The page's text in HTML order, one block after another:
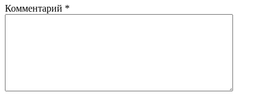
Комментарий *